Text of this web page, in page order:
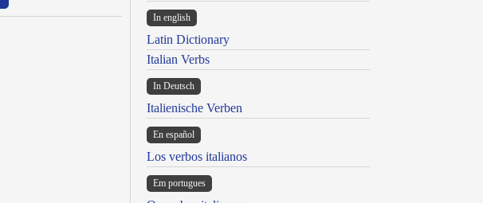
In english
Latin Dictionary
Italian Verbs
In Deutsch
Italienische Verben
En español
Los verbos italianos
Em portugues